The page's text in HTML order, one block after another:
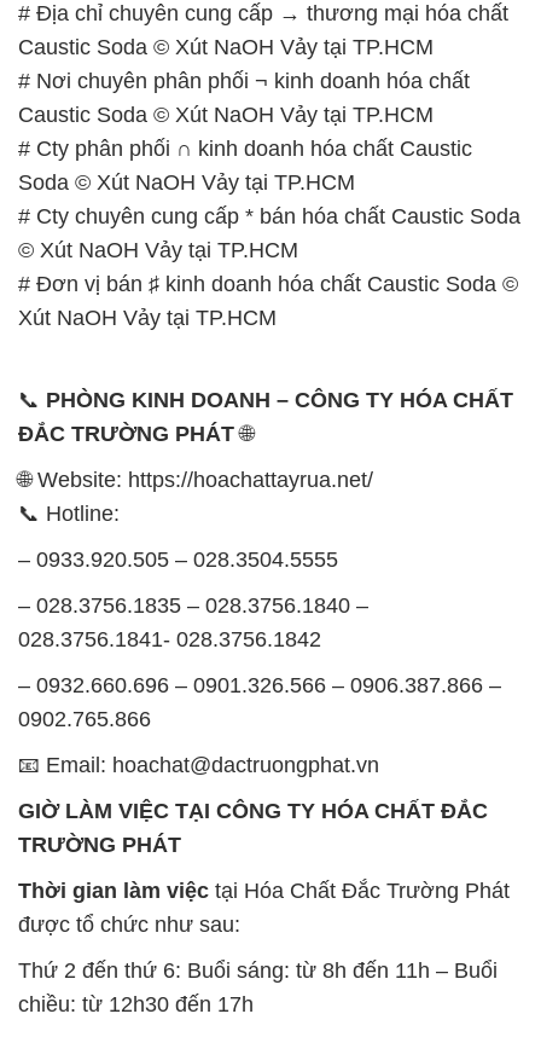
# Địa chỉ chuyên cung cấp → thương mại hóa chất
Caustic Soda © Xút NaOH Vảy tại TP.HCM
# Nơi chuyên phân phối ¬ kinh doanh hóa chất
Caustic Soda © Xút NaOH Vảy tại TP.HCM
# Cty phân phối ∩ kinh doanh hóa chất Caustic
Soda © Xút NaOH Vảy tại TP.HCM
# Cty chuyên cung cấp * bán hóa chất Caustic Soda
© Xút NaOH Vảy tại TP.HCM
# Đơn vị bán ♯ kinh doanh hóa chất Caustic Soda ©
Xút NaOH Vảy tại TP.HCM
📞 PHÒNG KINH DOANH – CÔNG TY HÓA CHẤT
ĐẮC TRƯỜNG PHÁT🌐
🌐 Website: https://hoachattayrua.net/
📞 Hotline:
– 0933.920.505 – 028.3504.5555
– 028.3756.1835 – 028.3756.1840 –
028.3756.1841- 028.3756.1842
– 0932.660.696 – 0901.326.566 – 0906.387.866 –
0902.765.866
📧 Email: hoachat@dactruongphat.vn
GIỜ LÀM VIỆC TẠI CÔNG TY HÓA CHẤT ĐẮC
TRƯỜNG PHÁT
Thời gian làm việc tại Hóa Chất Đắc Trường Phát
được tổ chức như sau:
Thứ 2 đến thứ 6: Buổi sáng: từ 8h đến 11h – Buổi
chiều: từ 12h30 đến 17h